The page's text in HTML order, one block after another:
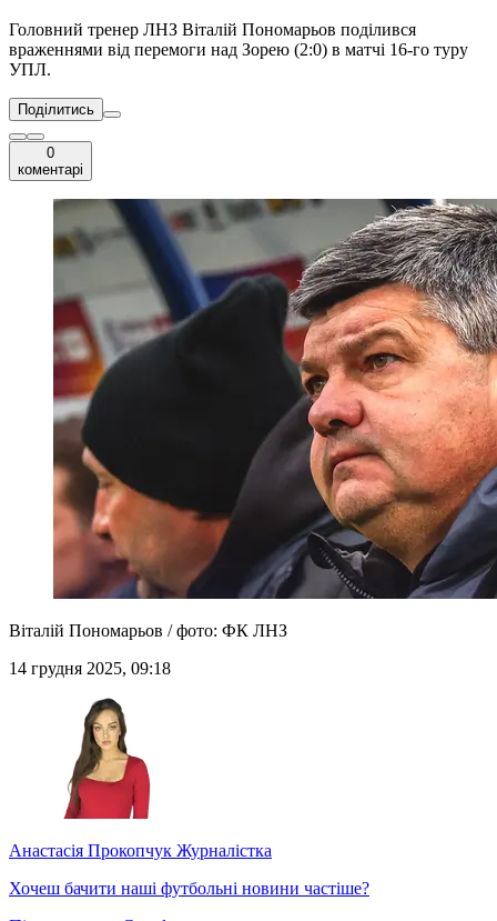
Головний тренер ЛНЗ Віталій Пономарьов поділився
враженнями від перемоги над Зорею (2:0) в матчі 16-го туру
УПЛ.
Поділитись
0
коментарі
Віталій Пономарьов / фото: ФК ЛНЗ
14 грудня 2025, 09:18
Анастасія Прокопчук Журналістка
Хочеш бачити наші футбольні новини частіше?